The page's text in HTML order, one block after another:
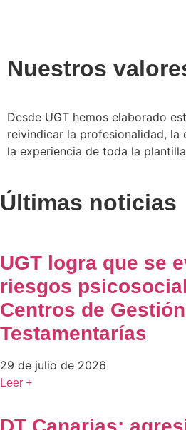
Nuestros
Desde UGT hemos elaborado
reivindicar la profesionalidad, la
la experiencia de toda la
Últimas noticias
UGT logra que se
riesgos
Centros de
Testamentarías
29 de julio de 2026
Leer +